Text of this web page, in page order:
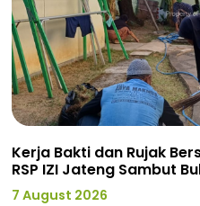
Kerja Bakti dan Rujak
RSP IZI Jateng Sambut
7 August 2026